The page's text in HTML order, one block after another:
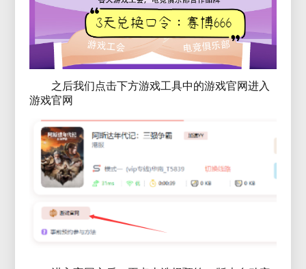
之后我们点击下方游戏工具中的游戏官网进入
游戏官网